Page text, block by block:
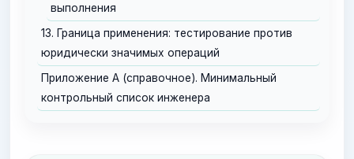
выполнения
13. Граница применения: тестирование против
юридически значимых операций
Приложение А (справочное). Минимальный
контрольный список инженера